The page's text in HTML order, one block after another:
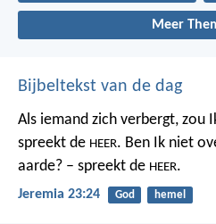
Meer
Bijbeltekst van de dag
Als iemand zich verbergt, zou
spreekt de HEER. Ben Ik niet
aarde? – spreekt de HEER.
Jeremia 23:24 God hemel